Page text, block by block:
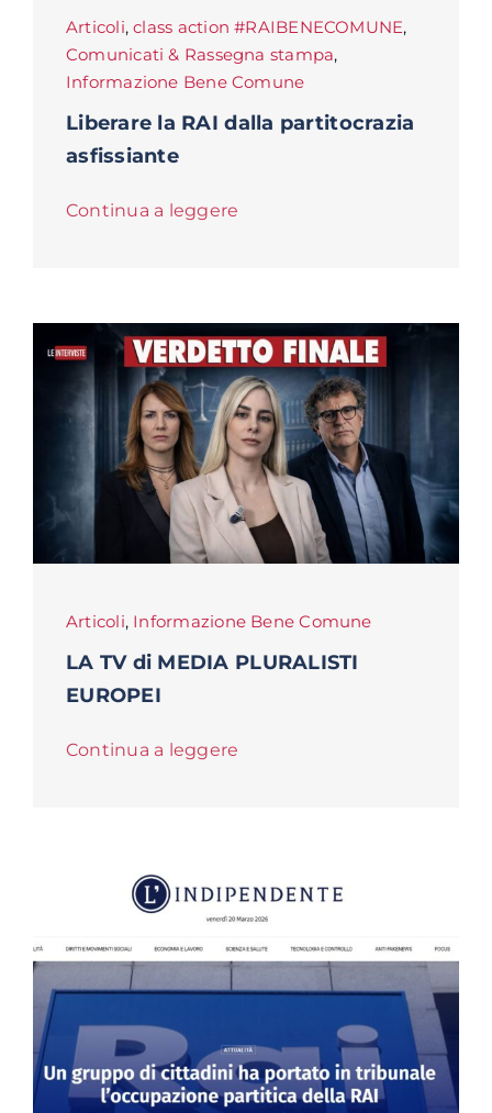
Articoli,class action #RAIBENECOMUNE,
Comunicati & Rassegna stampa,
Informazione Bene Comune
Liberare la RAI dalla partitocrazia
asfissiante
Continua a leggere
Articoli, Informazione Bene Comune
LA TV di MEDIA PLURALISTI
EUROPEI
Continua a leggere